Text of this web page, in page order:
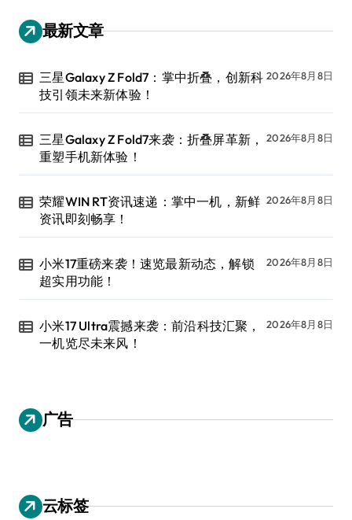
最新文章
三星Galaxy Z Fold7：掌中折叠，创新科
技引领未来新体验！
2026年8月8日
三星Galaxy Z Fold7来袭：折叠屏革新，
重塑手机新体验！
2026年8月8日
荣耀WIN RT资讯速递：掌中一机，新鲜
资讯即刻畅享！
2026年8月8日
小米17重磅来袭！速览最新动态，解锁
超实用功能！
2026年8月8日
小米17 Ultra震撼来袭：前沿科技汇聚，
一机览尽未来风！
2026年8月8日
广告
云标签